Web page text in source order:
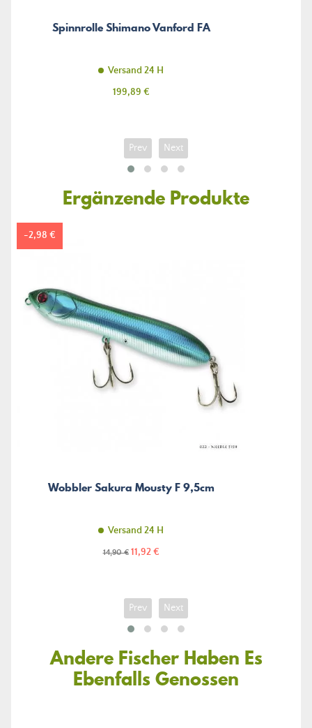
Spinnrolle Shimano Vanford FA
Versand 24 H
Preis
199,89 €
Prev Next
Ergänzende Produkte
Wobbler Sakura Mousty F 9,5cm
Versand 24 H
Regulärer
14,90 € Preis
11,92 €
-2,98 €
Prev Next
Andere Fischer Haben Es
Ebenfalls Genossen